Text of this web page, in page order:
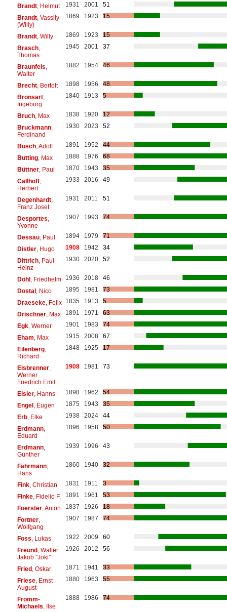
Brandt, Helmut 1931 2001
51
Brandt, Vassily
(Willy)
1869 1923 15
Brandt, Willy 1869 1923
15
Brasch,
Thomas
1945 2001 37
Braunfels
Walter
1882 1954 46
Brecht, Bertolt 1898 1956
48
Bronsart,
Ingeborg
1840 1913 5
Bruch, Max 1838 1920
12
Bruckmann,
Ferdinand
1930 2023 52
Busch, Adolf 1891 1952
44
Butting, Max 1888 1976
68
Büttner, Paul 1870 1943
35
Callhoff,
Herbert
1933 2016 49
Degenhardt,
Franz Josef
1931 2011 51
Desportes
Yvonne
1907 1993 74
Dessau, Paul 1894 1979
71
Distler, Hugo 1908 1942
34
Dittrich, Paul-
Heinz
1930 2020 52
Döhl, Friedhelm 1936 2018
46
Dostal, Nico 1895 1981
73
Draeseke, Felix 1835 1913
5
Drischner, Max 1891 1971
63
Egk, Werner 1901 1983
74
Eham , Max 1915 2008
67
Eilenberg,
Richard
1848 1925 17
Eisbrenner,
Werner
Friedrich Emil
1908 1981 73
Eisler, Hanns 1898 1962
54
Engel, Eugen 1875 1943
35
Erb, Elke 1938 2024
44
Erdmann,
Eduard
1896 1958 50
Erdmann,
Gunther
1939 1996 43
Fährmann,
Hans
1860 1940 32
Fink, Christian 1831 1911
3
Finke, Fidelio F. 1891 1961
53
Foerster, Anton 1837 1926
18
Fortner,
Wolfgang
1907 1987 74
Foss , Lukas 1922 2009
60
Freund, Walter
Jakob "Joki"
1926 2012 56
Fried, Oskar 1871 1941
33
Friese, Ernst
August
1880 1963 55
Fromm-
Michaels , Ilse
1888 1986 74